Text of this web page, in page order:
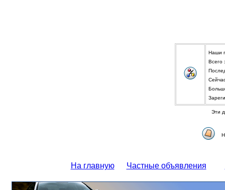
Наши
Всего
Эти
На главную Частные объявления